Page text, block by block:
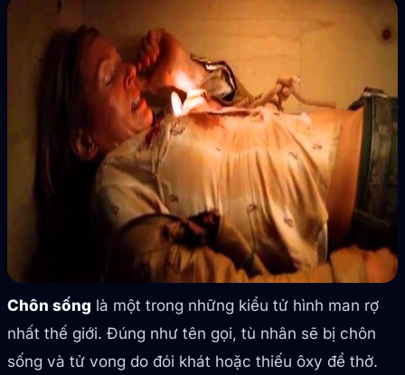
Chôn sống là một trong những kiểu tử hình man rợ
nhất thế giới. Đúng như tên gọi, tù nhân sẽ bị chôn
sống và tử vong do đói khát hoặc thiếu ôxy để thở.